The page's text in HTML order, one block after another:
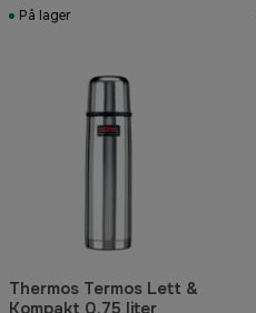
På lager
Thermos Termos Lett &
Kompakt 0,75 liter